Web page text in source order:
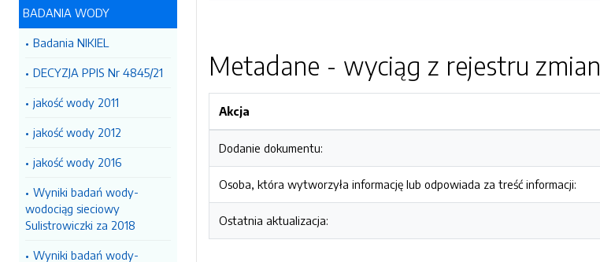
BADANIA WODY
Badania NIKIEL
DECYZJA PPIS Nr 4845/21
jakość wody 2011
jakość wody 2012
jakość wody 2016
Wyniki badań wody-
wodociąg sieciowy
Sulistrowiczki za 2018
Wyniki badań wody-
Metadane - wyciąg z rejestru zmian
Akcja
Dodanie dokumentu:
Osoba, która wytworzyła informację lub odpowiada za treść informacji:
Ostatnia aktualizacja: